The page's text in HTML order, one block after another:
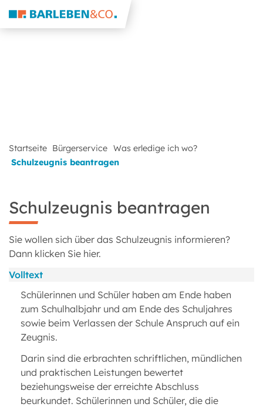
Startseite Bürgerservice Was erledige ich wo?
Schulzeugnis beantragen
Schulzeugnis beantragen
Sie wollen sich über das Schulzeugnis informieren?
Dann klicken Sie hier.
Volltext
Schülerinnen und Schüler haben am Ende haben
zum Schulhalbjahr und am Ende des Schuljahres
sowie beim Verlassen der Schule Anspruch auf ein
Zeugnis.
Darin sind die erbrachten schriftlichen, mündlichen
und praktischen Leistungen bewertet
beziehungsweise der erreichte Abschluss
beurkundet. Schülerinnen und Schüler, die die